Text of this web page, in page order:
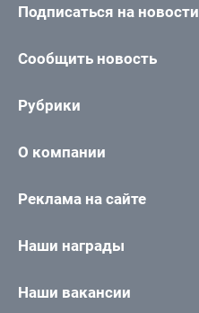
Подписаться на новости
Сообщить новость
Рубрики
О компании
Реклама на сайте
Наши награды
Наши вакансии